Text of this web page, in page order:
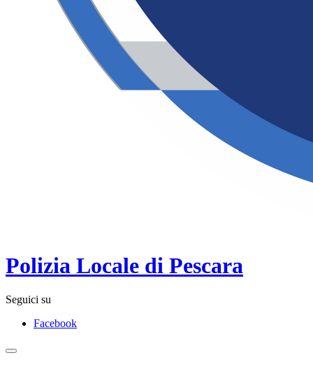
Polizia Locale di Pescara
Seguici su
Facebook